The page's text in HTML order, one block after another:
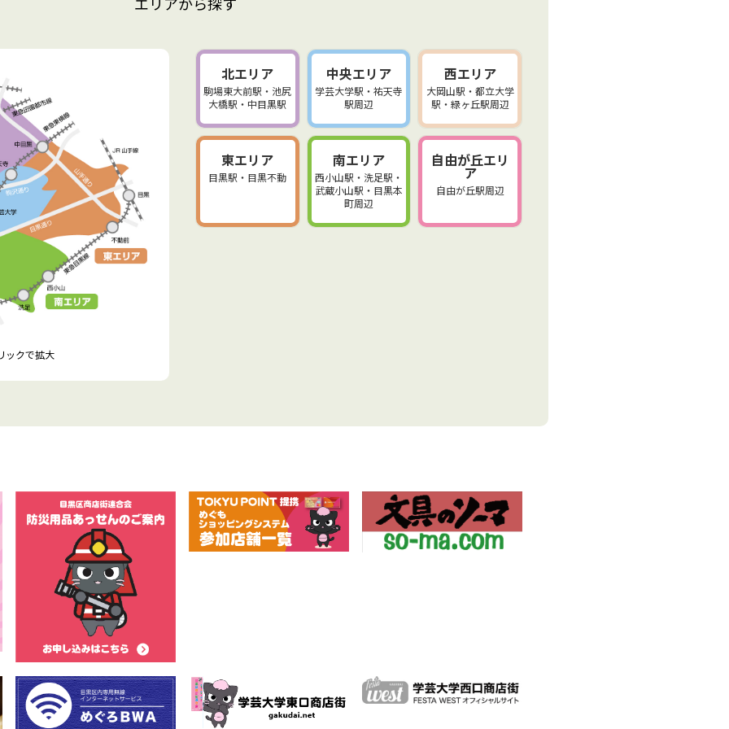
ックで拡大
北エリア
駒場東大前駅・池尻
大橋駅・中目黒駅
中央エリア
学芸大学駅・祐天寺
駅周辺
西エリア
大岡山駅・都立大学
駅・緑ヶ丘駅周辺
東エリア
目黒駅・目黒不動
南エリア
西小山駅・洗足駅・
武蔵小山駅・目黒本
町周辺
自由が丘エリ
ア
自由が丘駅周辺